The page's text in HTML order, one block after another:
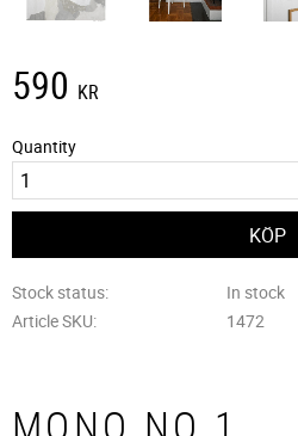
590 KR
Quantity
Stock status
In stock
Article SKU
1472